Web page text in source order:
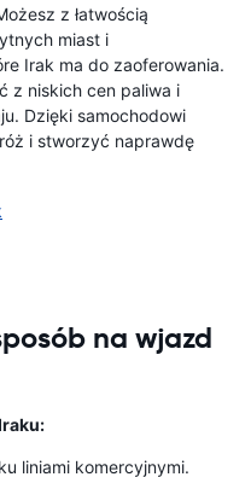
z łatwością
miast i
Irak ma do zaoferowania.
z niskich cen paliwa i
Dzięki samochodowi
i stworzyć naprawdę
na wjazd
liniami komercyjnymi.